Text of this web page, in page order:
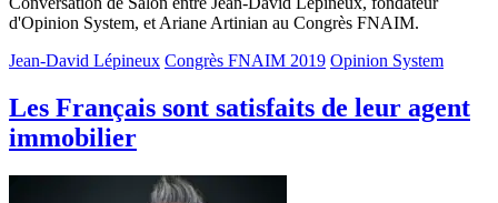
d'Opinion System, et Ariane Artinian au Congrès FNAIM.
Jean-David Lépineux Congrès FNAIM 2019 Opinion System
Les Français sont satisfaits de leur agent
immobilier